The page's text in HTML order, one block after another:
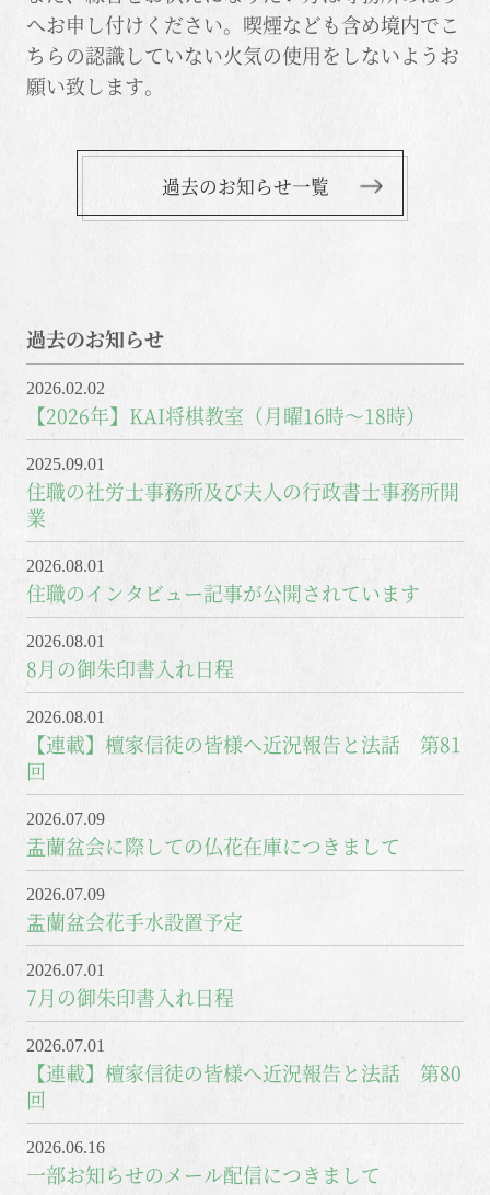
へお申し付けください。喫煙なども含め境内でこ
ちらの認識していない火気の使用をしないようお
願い致します。
過去のお知らせ一覧
過去のお知らせ
2026.02.02
【2026年】KAI将棋教室（月曜16時～18時）
2025.09.01
住職の社労士事務所及び夫人の行政書士事務所開
業
2026.08.01
住職のインタビュー記事が公開されています
2026.08.01
8月の御朱印書入れ日程
2026.08.01
【連載】檀家信徒の皆様へ近況報告と法話 第81
回
2026.07.09
盂蘭盆会に際しての仏花在庫につきまして
2026.07.09
盂蘭盆会花手水設置予定
2026.07.01
7月の御朱印書入れ日程
2026.07.01
【連載】檀家信徒の皆様へ近況報告と法話 第80
回
2026.06.16
一部お知らせのメール配信につきまして